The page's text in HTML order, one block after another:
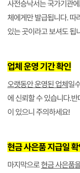
사전승낙서는 국가기관
체에게만 발급됩니다. 따
있는 곳이라고 보셔도 됩
업체 운영 기간 확인
오랫동안 운영된 업체일
에 신뢰할 수 있습니다.
이 있으니 주의하세요!
현금 사은품 지급일 확
마지막으로현금 사은품